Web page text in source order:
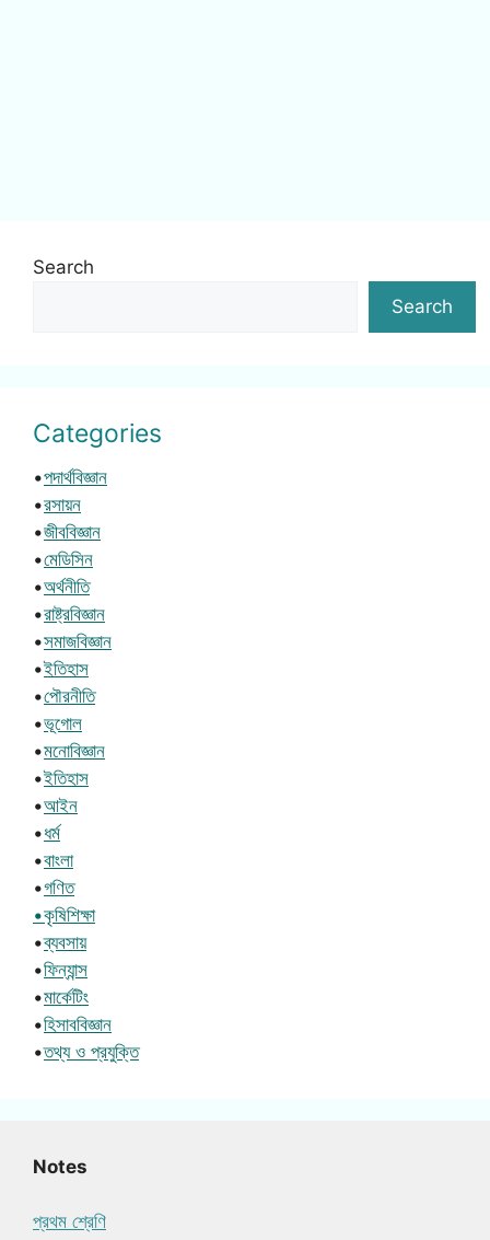
Search
Search
Categories
•পদার্থবিজ্ঞান
•রসায়ন
•জীববিজ্ঞান
•মেডিসিন
•অর্থনীতি
•রাষ্ট্রবিজ্ঞান
•সমাজবিজ্ঞান
•ইতিহাস
•পৌরনীতি
•ভূগোল
•মনোবিজ্ঞান
•ইতিহাস
•আইন
•ধর্ম
•বাংলা
•গণিত
•কৃষিশিক্ষা
•ব্যবসায়
•ফিন্যান্স
•মার্কেটিং
•হিসাববিজ্ঞান
•তথ্য ও প্রযুক্তি
Notes
প্রথম শ্রেণি